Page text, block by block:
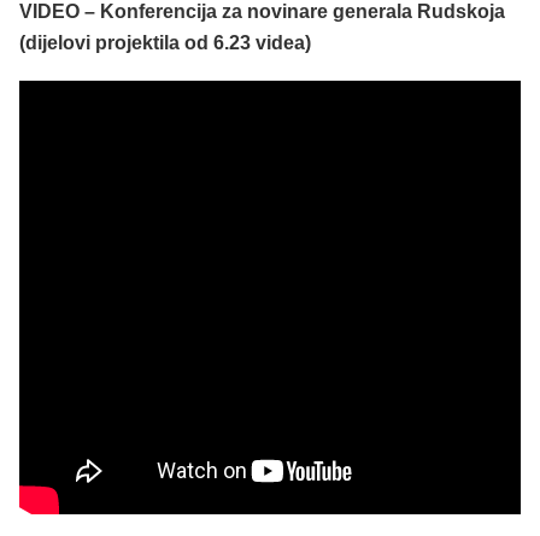
VIDEO – Konferencija za novinare generala Rudskoja
(dijelovi projektila od 6.23 videa)